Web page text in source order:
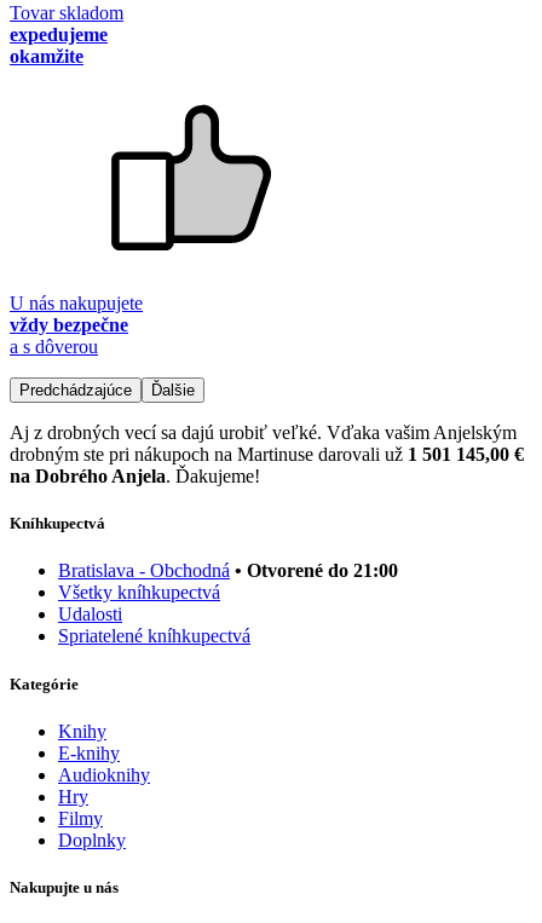
Tovar skladom
expedujeme
okamžite
U nás nakupujete
vždy bezpečne
a s dôverou
Predchádzajúce Ďalšie
Aj z drobných vecí sa dajú urobiť veľké. Vďaka vašim Anjelským
drobným ste pri nákupoch na Martinuse darovali už 1 501 145,00 €
na Dobrého Anjela. Ďakujeme!
Kníhkupectvá
Bratislava - Obchodná • Otvorené do 21:00
Všetky kníhkupectvá
Udalosti
Spriatelené kníhkupectvá
Kategórie
Knihy
E-knihy
Audioknihy
Hry
Filmy
Doplnky
Nakupujte u nás